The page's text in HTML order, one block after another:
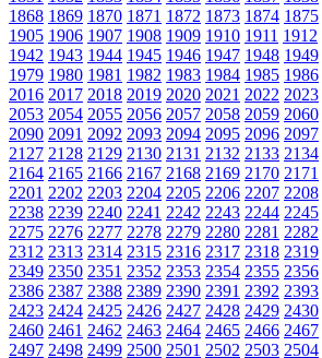
1868 1869 1870 1871 1872 1873 1874 1875
1905 1906 1907 1908 1909 1910 1911 1912
1942 1943 1944 1945 1946 1947 1948 1949
1979 1980 1981 1982 1983 1984 1985 1986
2016 2017 2018 2019 2020 2021 2022 2023
2053 2054 2055 2056 2057 2058 2059 2060
2090 2091 2092 2093 2094 2095 2096 2097
2127 2128 2129 2130 2131 2132 2133 2134
2164 2165 2166 2167 2168 2169 2170 2171
2201 2202 2203 2204 2205 2206 2207 2208
2238 2239 2240 2241 2242 2243 2244 2245
2275 2276 2277 2278 2279 2280 2281 2282
2312 2313 2314 2315 2316 2317 2318 2319
2349 2350 2351 2352 2353 2354 2355 2356
2386 2387 2388 2389 2390 2391 2392 2393
2423 2424 2425 2426 2427 2428 2429 2430
2460 2461 2462 2463 2464 2465 2466 2467
2497 2498 2499 2500 2501 2502 2503 2504